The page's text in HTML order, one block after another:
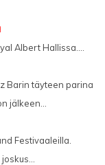
Albert Hallissa....
Barin täyteen parina
jälkeen...
Festivaaleilla.